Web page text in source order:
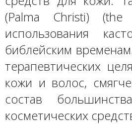
(Palma Christi)
использования
библейским
терапевтических
кожи и волос,
состав
косметических